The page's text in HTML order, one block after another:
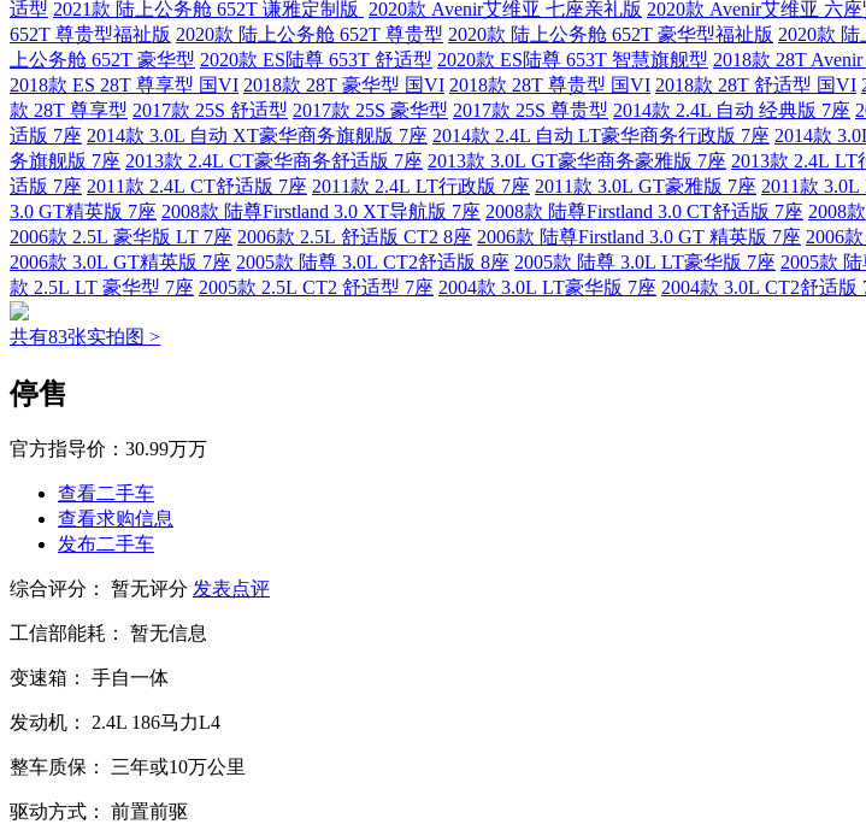
适型 2021款 陆上公务舱 652T 谦雅定制版 2020款 Avenir艾维亚 七座亲礼版 2020款 Avenir艾维亚 六
652T 尊贵型福祉版 2020款 陆上公务舱 652T 尊贵型 2020款 陆上公务舱 652T 豪华型福祉版 2020款
上公务舱 652T 豪华型 2020款 ES陆尊 653T 舒适型 2020款 ES陆尊 653T 智慧旗舰型 2018款 28T
2018款 ES 28T 尊享型 国VI 2018款 28T 豪华型 国VI 2018款 28T 尊贵型 国VI 2018款 28T 舒适型 国VI
款 28T 尊享型 2017款 25S 舒适型 2017款 25S 豪华型 2017款 25S 尊贵型 2014款 2.4L 自动 经典版 7座
适版 7座 2014款 3.0L 自动 XT豪华商务旗舰版 7座 2014款 2.4L 自动 LT豪华商务行政版 7座 2014款
务旗舰版 7座 2013款 2.4L CT豪华商务舒适版 7座 2013款 3.0L GT豪华商务豪雅版 7座 2013款 2.4L LT
适版 7座 2011款 2.4L CT舒适版 7座 2011款 2.4L LT行政版 7座 2011款 3.0L GT豪雅版 7座 2011款
3.0 GT精英版 7座 2008款 陆尊Firstland 3.0 XT导航版 7座 2008款 陆尊Firstland 3.0 CT舒适版 7座 2008
2006款 2.5L 豪华版 LT 7座 2006款 2.5L 舒适版 CT2 8座 2006款 陆尊Firstland 3.0 GT 精英版 7座 2006
2006款 3.0L GT精英版 7座 2005款 陆尊 3.0L CT2舒适版 8座 2005款 陆尊 3.0L LT豪华版 7座 2005款
款 2.5L LT 豪华型 7座 2005款 2.5L CT2 舒适型 7座 2004款 3.0L LT豪华版 7座 2004款 3.0L CT2舒适版
共有83张实拍图 >
停售
官方指导价： 30.99万万
查看二手车
查看求购信息
发布二手车
综合评分： 暂无评分 发表点评
工信部能耗： 暂无信息
变速箱： 手自一体
发动机： 2.4L 186马力L4
整车质保： 三年或10万公里
驱动方式： 前置前驱